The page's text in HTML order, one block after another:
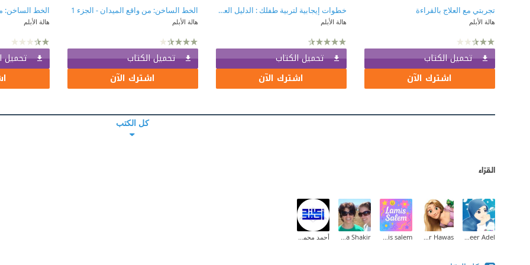
تجربتي مع العلاج بالقراءة
هالة الأبلم
تحميل الكتاب
اشترك الآن
خطوات إيجابية لتربية طفلك : الدليل العربي الأول المنهج لتربية طفلك
هالة الأبلم
تحميل الكتاب
اشترك الآن
الخط الساخن: من واقع الميدان - الجزء 1
هالة الأبلم
تحميل الكتاب
اشترك الآن
الخط الساخن:
هالة الأبلم
تحميل
كل الكتب
القرّاء